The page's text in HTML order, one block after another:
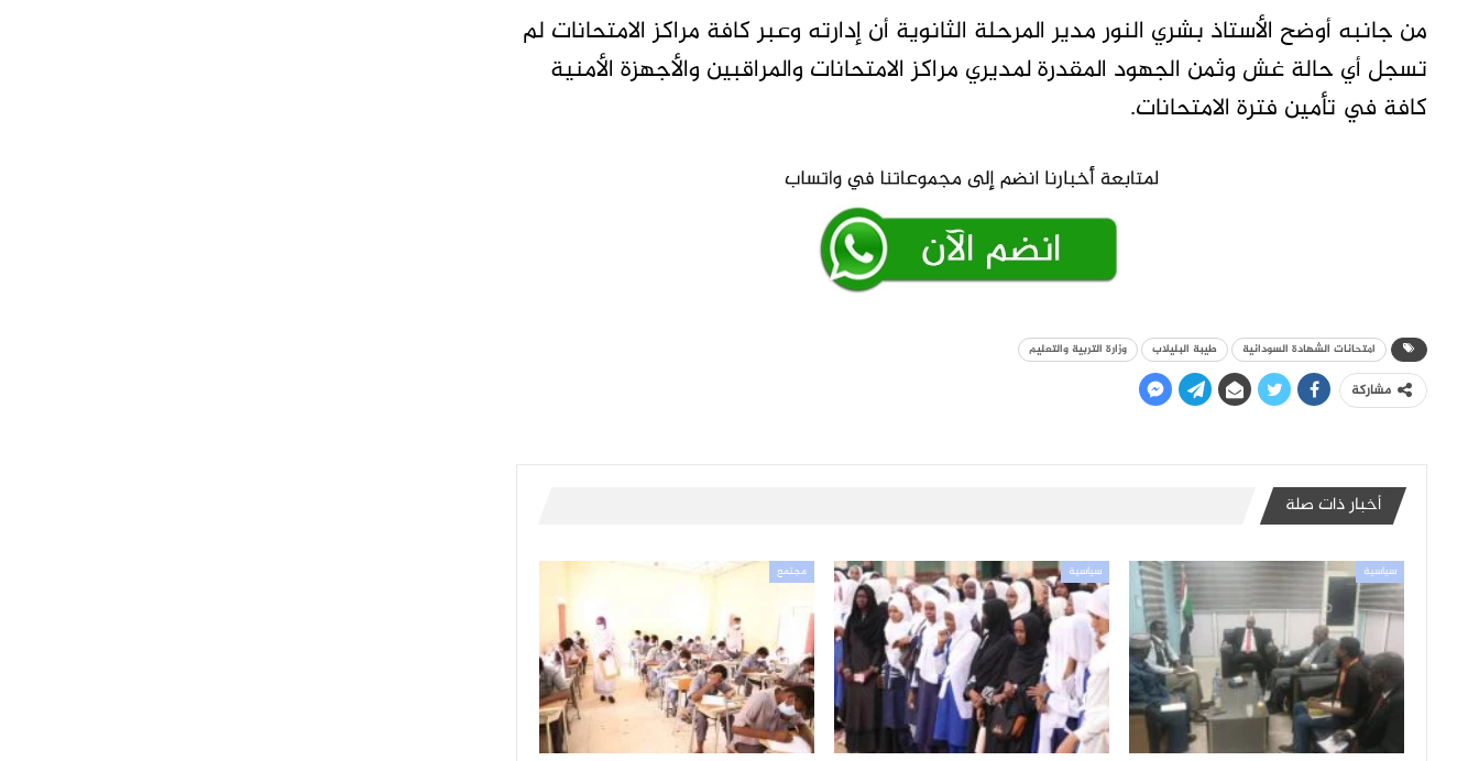
من جانبه أوضح الأستاذ بشري النور مدير المرحلة الثانوية أن إدارته وعبر كافة مراكز الامتحانات لم
تسجل أي حالة غش وثمن الجهود المقدرة لمديري مراكز الامتحانات والمراقبين والأجهزة الأمنية
كافة في تأمين فترة الامتحانات.
امتحانات الشهادة السودانية طيبة البليلاب وزارة التربية والتعليم
مشاركة
أخبار ذات صلة
سياسية سياسية مجتمع